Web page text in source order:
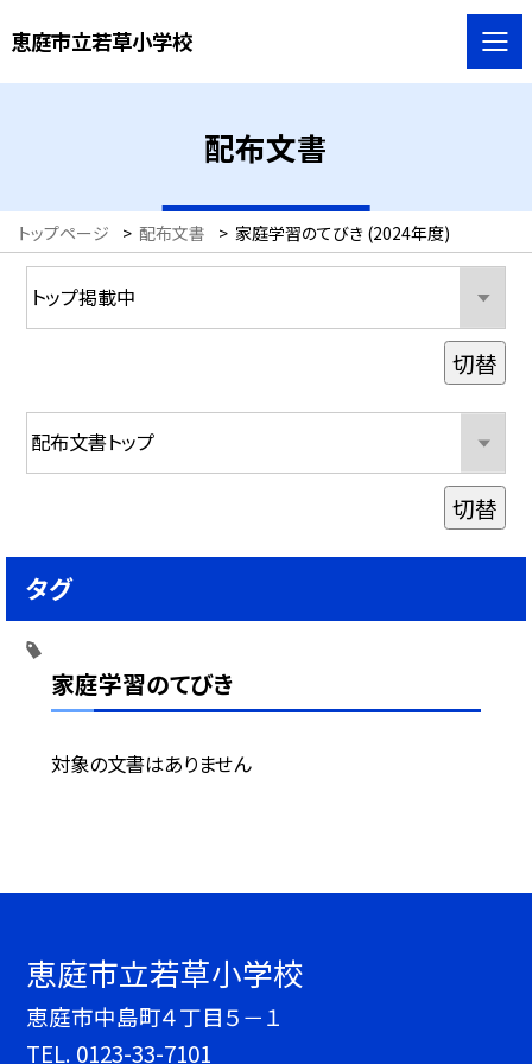
恵庭市立若草小学校
配布文書
トップページ > 配布文書 > 家庭学習のてびき (2024年度)
家庭学習のてびき
対象の文書はありません
切替
切替
タグ
恵庭市立若草小学校
恵庭市中島町４丁目５－１
TEL. 0123-33-7101